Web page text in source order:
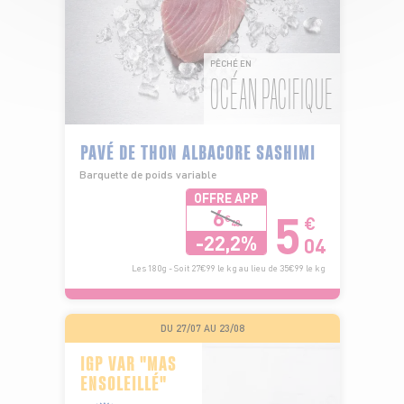
PÊCHÉ EN
OCÉAN PACIFIQUE
PAVÉ DE THON ALBACORE SASHIMI
Barquette de poids variable
OFFRE APP
6€48
-22,2% 5 €
04
Les 180g - Soit 27€99 le kg au lieu de 35€99 le kg
DU 27/07 AU 23/08
IGP VAR "MAS
ENSOLEILLÉ"